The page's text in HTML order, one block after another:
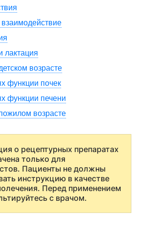
лактация
возрасте
функции почек
функции печени
возрасте
о рецептурных препаратах
только для
Пациенты не должны
инструкцию в качестве
Перед применением
с врачом.